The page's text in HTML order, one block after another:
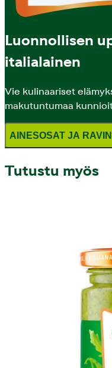
Luonnollisen
italialainen
Vie kulinaariset
makutuntumaa
AINESOSAT JA
Tutustu myös